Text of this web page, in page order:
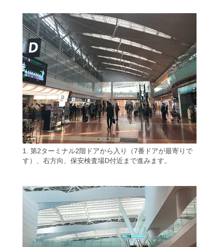
1. 第2ターミナル2階ドアから入り（7番ドアが最寄りで
す）、右方向、保安検査場D付近まで進みます。